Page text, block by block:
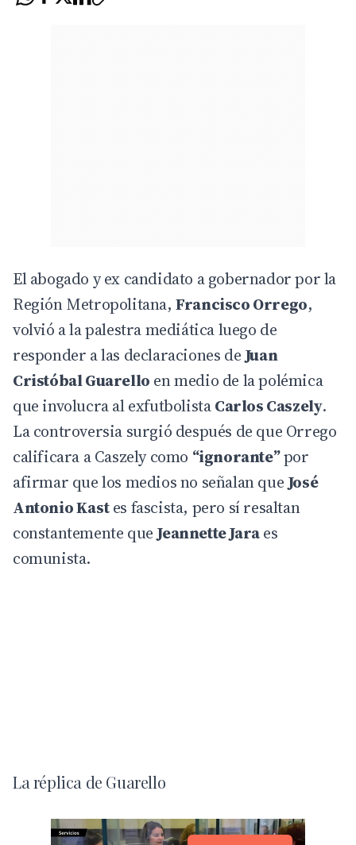
El abogado y ex candidato a gobernador por la
Región Metropolitana,Francisco Orrego,
volvió a la palestra mediática luego de
responder a las declaraciones deJuan
Cristóbal Guarello en medio de la polémica
que involucra al exfutbolistaCarlos Caszely.
Lacontroversia surgió después de que Orrego
calificara a Caszely como “ignorante”por
afirmar que los medios no señalan queJosé
Antonio Kastes fascista, pero sí resaltan
constantemente queJeannette Jaraes
comunista.
La réplica de Guarello